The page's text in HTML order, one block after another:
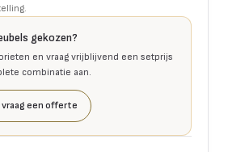
gekozen?
en vraag vrijblijvend een setprijs
combinatie aan.
vraag een offerte